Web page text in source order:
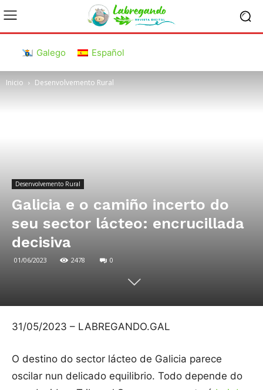
Galego Español
Inicio Desenvolvemento Rural
Desenvolvemento Rural
Galicia e o camiño incerto do
seu sector lácteo: encrucillada
decisiva
01/06/2023 2478 0
31/05/2023 – LABREGANDO.GAL
O destino do sector lácteo de Galicia parece
oscilar nun delicado equilibrio. Todo depende do